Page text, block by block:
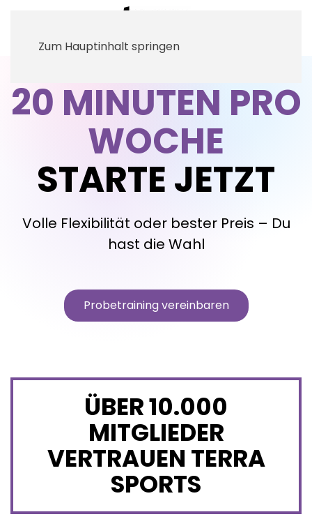
Zum Hauptinhalt springen
20 MINUTEN PRO
WOCHE
STARTE JETZT
Volle Flexibilität oder bester Preis – Du
hast die Wahl
Probetraining vereinbaren
ÜBER 10.000
MITGLIEDER
VERTRAUEN TERRA
SPORTS